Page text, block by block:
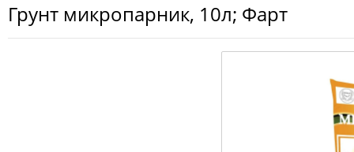
Грунт микропарник, 10л; Фарт